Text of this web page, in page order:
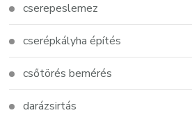
cserepeslemez
cserépkályha építés
csőtörés bemérés
darázsirtás